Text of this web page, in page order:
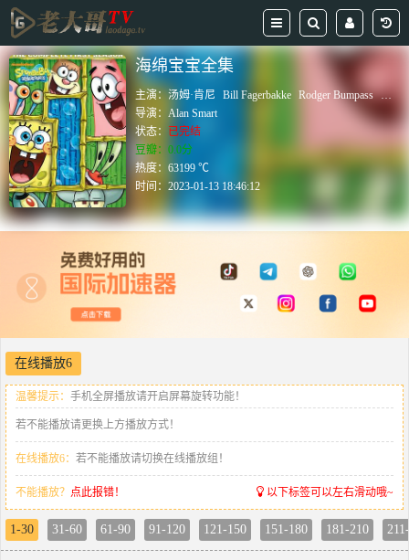
海绵宝宝全集
主演：汤姆·肯尼 Bill Fagerbakke Rodger Bumpass 克兰
导演：Alan Smart
状态： 已完结
豆瓣：0.0分
热度：63199 ℃
时间：2023-01-13 18:46:12
在线播放6
温馨提示： 手机全屏播放请开启屏幕旋转功能！
若不能播放请更换上方播放方式！
在线播放6： 若不能播放请切换在线播放组！
不能播放？ 点此报错！ 以下标签可以左右滑动哦~
1-30 31-60 61-90 91-120 121-150 151-180 181-210